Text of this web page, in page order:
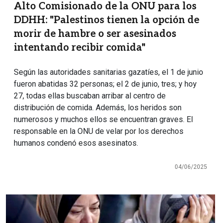
Alto Comisionado de la ONU para los
DDHH: "Palestinos tienen la opción de
morir de hambre o ser asesinados
intentando recibir comida"
Según las autoridades sanitarias gazatíes, el 1 de junio
fueron abatidas 32 personas; el 2 de junio, tres; y hoy
27, todas ellas buscaban arribar al centro de
distribución de comida. Además, los heridos son
numerosos y muchos ellos se encuentran graves. El
responsable en la ONU de velar por los derechos
humanos condenó esos asesinatos.
04/06/2025
Imagen